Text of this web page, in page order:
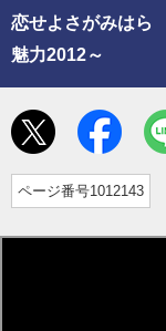
恋せよさがみは
魅力2012～
ページ番号1012143